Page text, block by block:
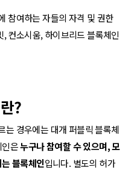
참여하는 자들의 자격 및 권한
컨소시움, 하이브리드 블록체인
?
는 경우에는 대개 퍼블릭 블록체
인은누구나 참여할 수 있으며, 모
블록체인입니다. 별도의 허가